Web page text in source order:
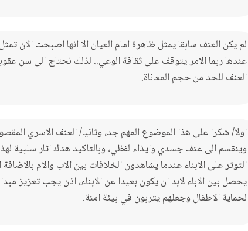
لم يكن العنف سابقا يمثل ظاهرة امام العيان الا انها اصبحت الان
عندها ربما الامر يتوقف على ثقافة الوعي.. لذلك نحتاج الى سن
العنف للحد من حجم المعاناة.
اولا/ شكرا على هذا الموضوع المهم جد، وثانيا/ العنف الاسري
وينقسم الى عنف جسدي وايذاء لفظي، وبالتاكيد هناك اثار سلبية
التوتر على الابناء عندما يشاهدون الخلافات بين الاب والام
يحصل بين الاباء لابد ان يكون بعيدا عن الابناء، اذن يجب تعزيز
لحماية الاطفال وجعلهم يتربون في بيئة امنة.